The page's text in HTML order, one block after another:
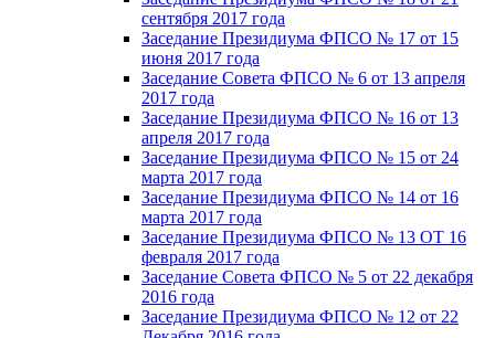
сентября 2017 года
Заседание Президиума ФПСО № 17 от 15
июня 2017 года
Заседание Совета ФПСО № 6 от 13 апреля
2017 года
Заседание Президиума ФПСО № 16 от 13
апреля 2017 года
Заседание Президиума ФПСО № 15 от 24
марта 2017 года
Заседание Президиума ФПСО № 14 от 16
марта 2017 года
Заседание Президиума ФПСО № 13 ОТ 16
февраля 2017 года
Заседание Совета ФПСО № 5 от 22 декабря
2016 года
Заседание Президиума ФПСО № 12 от 22